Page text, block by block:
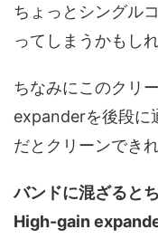
ちょっとシングル
ってしまうかもし
ちなみにこのクリ
expanderを後段に
だとクリーンでき
バンドに混ざると
High-gain